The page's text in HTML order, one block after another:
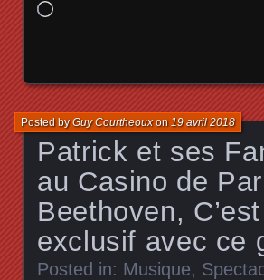
Chargement…
Patrick et ses
au Casino de
Beethoven,
exclusif avec ce
Posted byGuy Courtheouxon19 avril 2018
Posted in: Musique,